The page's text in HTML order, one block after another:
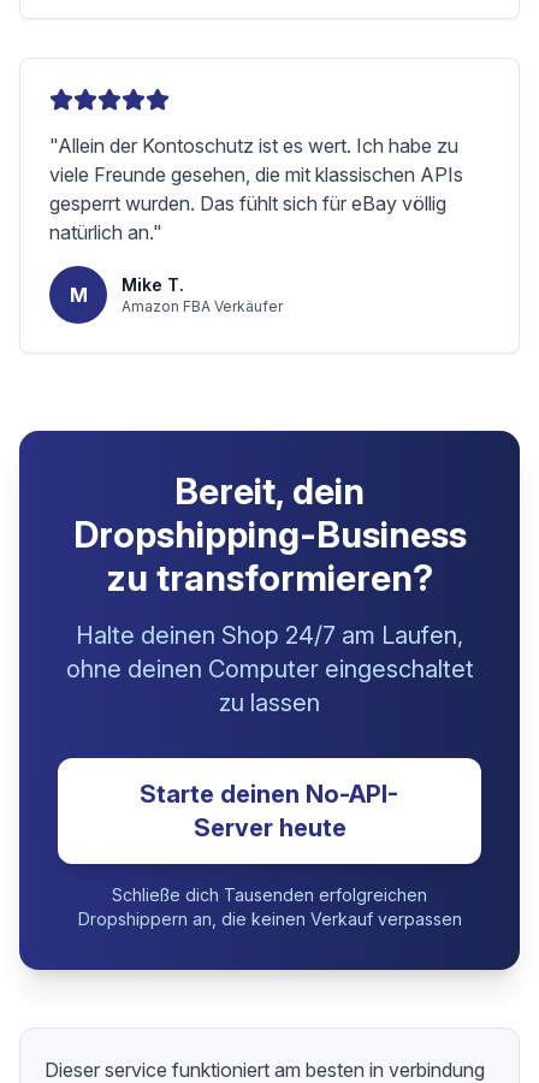
"Allein der Kontoschutz ist es wert. Ich habe zu
viele Freunde gesehen, die mit klassischen APIs
gesperrt wurden. Das fühlt sich für eBay völlig
natürlich an."
M Mike T.
Amazon FBA Verkäufer
Bereit, dein
Dropshipping-Business
zu transformieren?
Halte deinen Shop 24/7 am Laufen,
ohne deinen Computer eingeschaltet
zu lassen
Starte deinen No-API-
Server heute
Schließe dich Tausenden erfolgreichen
Dropshippern an, die keinen Verkauf verpassen
Dieser service funktioniert am besten in verbindung